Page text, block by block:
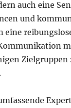
auch eine
und
eine
Zielgruppen